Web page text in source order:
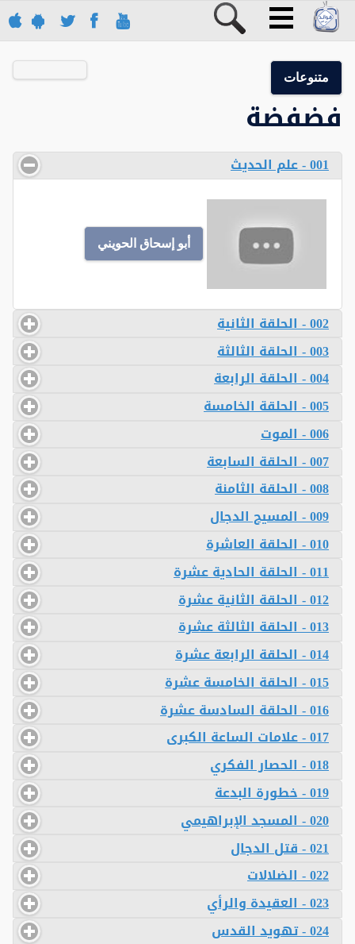
متنوعات
فضفضة
001 - علم الحديث
أبو إسحاق الحويني
002 - الحلقة الثانية
003 - الحلقة الثالثة
004 - الحلقة الرابعة
005 - الحلقة الخامسة
006 - الموت
007 - الحلقة السابعة
008 - الحلقة الثامنة
009 - المسيح الدجال
010 - الحلقة العاشرة
011 - الحلقة الحادية عشرة
012 - الحلقة الثانية عشرة
013 - الحلقة الثالثة عشرة
014 - الحلقة الرابعة عشرة
015 - الحلقة الخامسة عشرة
016 - الحلقة السادسة عشرة
017 - علامات الساعة الكبرى
018 - الحصار الفكري
019 - خطورة البدعة
020 - المسجد الإبراهيمي
021 - قتل الدجال
022 - الضلالات
023 - العقيدة والرأي
024 - تهويد القدس